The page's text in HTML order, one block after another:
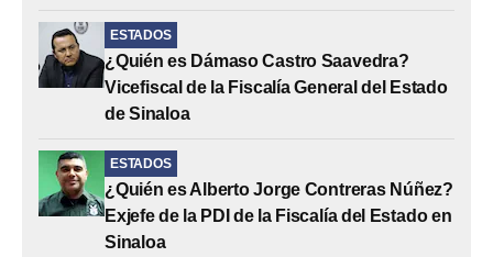
ESTADOS
¿Quién es Dámaso Castro Saavedra?
Vicefiscal de la Fiscalía General del Estado
de Sinaloa
ESTADOS
¿Quién es Alberto Jorge Contreras Núñez?
Exjefe de la PDI de la Fiscalía del Estado en
Sinaloa